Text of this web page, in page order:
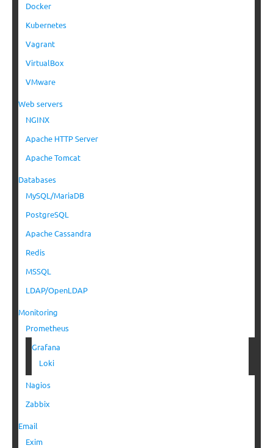
Docker
Kubernetes
Vagrant
VirtualBox
VMware
Web servers
NGINX
Apache HTTP Server
Apache Tomcat
Databases
MySQL/MariaDB
PostgreSQL
Apache Cassandra
Redis
MSSQL
LDAP/OpenLDAP
Monitoring
Prometheus
Grafana
Loki
Nagios
Zabbix
Email
Exim